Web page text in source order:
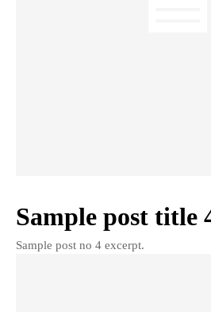
Sample post title
Sample post no 4 excerpt.